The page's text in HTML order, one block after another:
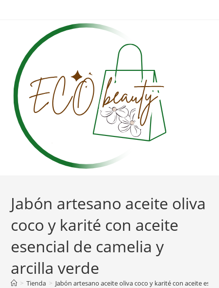
Jabón artesano aceite oliva
coco y karité con aceite
esencial de camelia y
arcilla verde
> Tienda > Jabón artesano aceite oliva coco y karité con aceite